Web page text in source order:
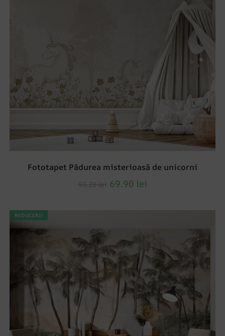
Fototapet Pădurea misterioasă de unicorni
69.90 lei
REDUCERI!